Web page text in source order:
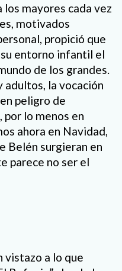
los mayores cada vez
motivados
propició que
entorno infantil el
de los grandes.
adultos, la vocación
peligro de
por lo menos en
ahora en Navidad,
Belén surgieran en
parece no ser el
vistazo a lo que